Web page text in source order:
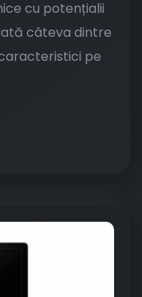
cu potențialii
câteva dintre
pe